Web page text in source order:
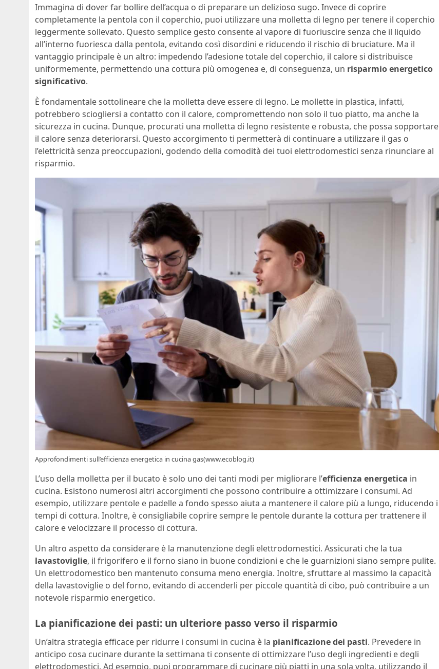
Immagina di dover far bollire dell’acqua o di preparare un delizioso sugo. Invece di coprire
completamente la pentola con il coperchio, puoi utilizzare una molletta di legno per tenere il coperchio
leggermente sollevato. Questo semplice gesto consente al vapore di fuoriuscire senza che il liquido
all’interno fuoriesca dalla pentola, evitando così disordini e riducendo il rischio di bruciature. Ma il
vantaggio principale è un altro: impedendo l’adesione totale del coperchio, il calore si distribuisce
uniformemente, permettendo una cottura più omogenea e, di conseguenza, un risparmio energetico
significativo.
È fondamentale sottolineare che la molletta deve essere di legno. Le mollette in plastica, infatti,
potrebbero sciogliersi a contatto con il calore, compromettendo non solo il tuo piatto, ma anche la
sicurezza in cucina. Dunque, procurati una molletta di legno resistente e robusta, che possa sopportare
il calore senza deteriorarsi. Questo accorgimento ti permetterà di continuare a utilizzare il gas o
l’elettricità senza preoccupazioni, godendo della comodità dei tuoi elettrodomestici senza rinunciare al
risparmio.
Approfondimenti sull’efficienza energetica in cucina gas(www.ecoblog.it)
L’uso della molletta per il bucato è solo uno dei tanti modi per migliorare l’efficienza energetica in
cucina. Esistono numerosi altri accorgimenti che possono contribuire a ottimizzare i consumi. Ad
esempio, utilizzare pentole e padelle a fondo spesso aiuta a mantenere il calore più a lungo, riducendo i
tempi di cottura. Inoltre, è consigliabile coprire sempre le pentole durante la cottura per trattenere il
calore e velocizzare il processo di cottura.
Un altro aspetto da considerare è la manutenzione degli elettrodomestici. Assicurati che la tua
lavastoviglie, il frigorifero e il forno siano in buone condizioni e che le guarnizioni siano sempre pulite.
Un elettrodomestico ben mantenuto consuma meno energia. Inoltre, sfruttare al massimo la capacità
della lavastoviglie o del forno, evitando di accenderli per piccole quantità di cibo, può contribuire a un
notevole risparmio energetico.
La pianificazione dei pasti: un ulteriore passo verso il risparmio
Un’altra strategia efficace per ridurre i consumi in cucina è la pianificazione dei pasti. Prevedere in
anticipo cosa cucinare durante la settimana ti consente di ottimizzare l’uso degli ingredienti e degli
elettrodomestici. Ad esempio, puoi programmare di cucinare più piatti in una sola volta, utilizzando il